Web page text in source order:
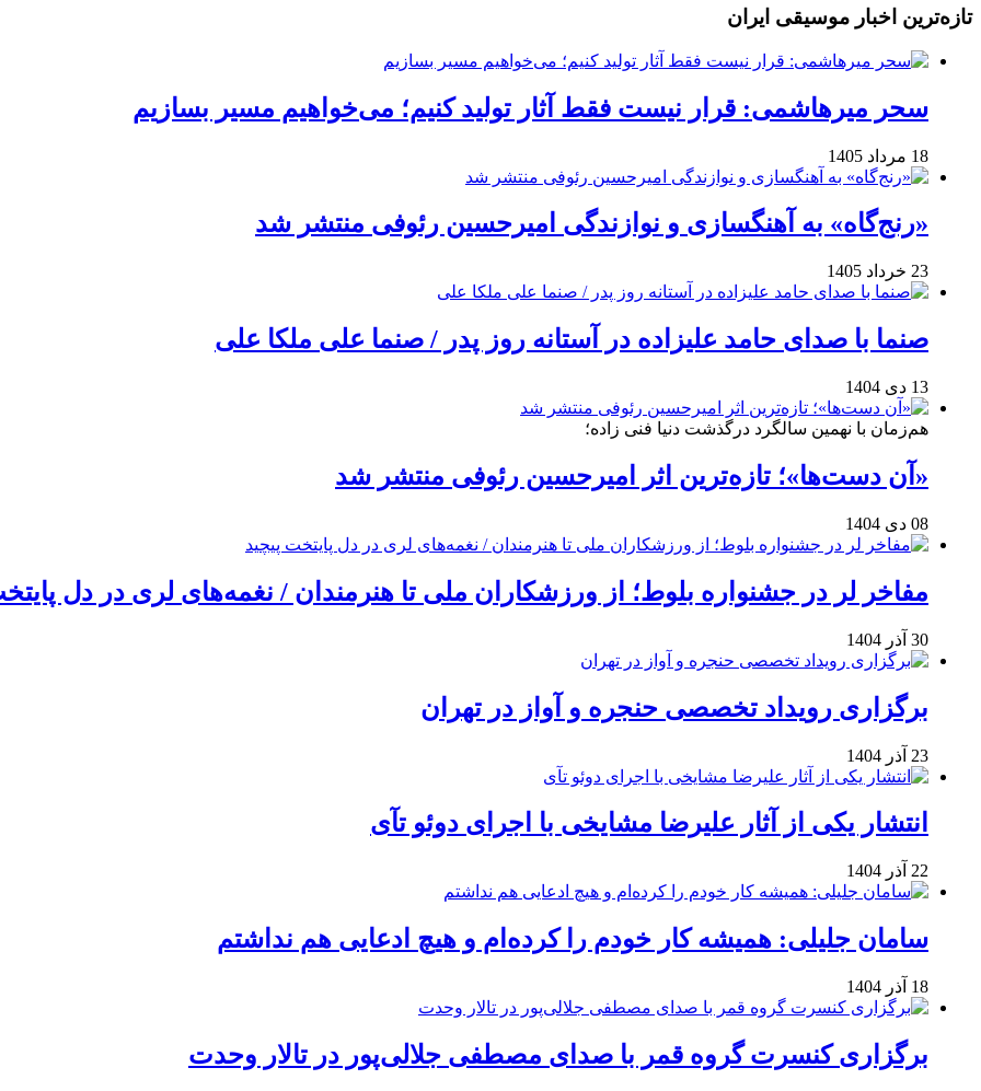
تازه‌ترین اخبار موسیقی ایران
سحر میرهاشمی: قرار نیست فقط آثار تولید کنیم؛ می‌خواهیم مسیر بسازیم
18 مرداد 1405
«رنج‌گاه» به آهنگسازی و نوازندگی امیرحسین رئوفی منتشر شد
23 خرداد 1405
صنما با صدای حامد علیزاده در آستانه روز پدر / صنما علی ملکا علی
13 دی 1404
هم‌زمان با نهمین سالگرد درگذشت دنیا فنی زاده؛
«آن دست‌ها»؛ تازه‌ترین اثر امیرحسین رئوفی منتشر شد
08 دی 1404
مفاخر لر در جشنواره بلوط؛ از ورزشکاران ملی تا هنرمندان / نغمه‌های لری در دل
30 آذر 1404
برگزاری رویداد تخصصی حنجره و آواز در تهران
23 آذر 1404
انتشار یکی از آثار علیرضا مشایخی با اجرای دوئو تآی
22 آذر 1404
سامان جلیلی: همیشه کار خودم را کرده‌ام و هیچ ادعایی هم نداشتم
18 آذر 1404
برگزاری کنسرت گروه قمر با صدای مصطفی جلالی‌پور در تالار وحدت